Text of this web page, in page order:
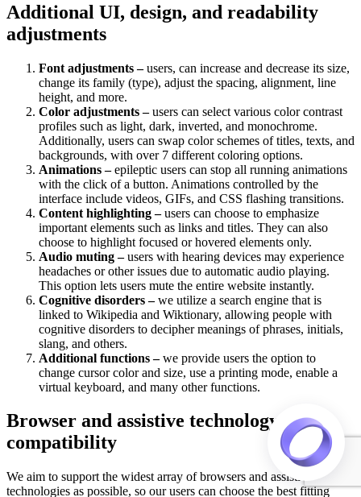
Additional UI, design, and readability
adjustments
Font adjustments –users, can increase and decrease its size,
change its family (type), adjust the spacing, alignment, line
height, and more.
Color adjustments –users can select various color contrast
profiles such as light, dark, inverted, and monochrome.
Additionally, users can swap color schemes of titles, texts, and
backgrounds, with over 7 different coloring options.
Animations –epileptic users can stop all running animations
with the click of a button. Animations controlled by the
interface include videos, GIFs, and CSS flashing transitions.
Content highlighting –users can choose to emphasize
important elements such as links and titles. They can also
choose to highlight focused or hovered elements only.
Audio muting –users with hearing devices may experience
headaches or other issues due to automatic audio playing.
This option lets users mute the entire website instantly.
Cognitive disorders –we utilize a search engine that is
linked to Wikipedia and Wiktionary, allowing people with
cognitive disorders to decipher meanings of phrases, initials,
slang, and others.
Additional functions –we provide users the option to
change cursor color and size, use a printing mode, enable a
virtual keyboard, and many other functions.
Browser and assistive technology
compatibility
We aim to support the widest array of browsers and assistive
technologies as possible, so our users can choose the best fitting